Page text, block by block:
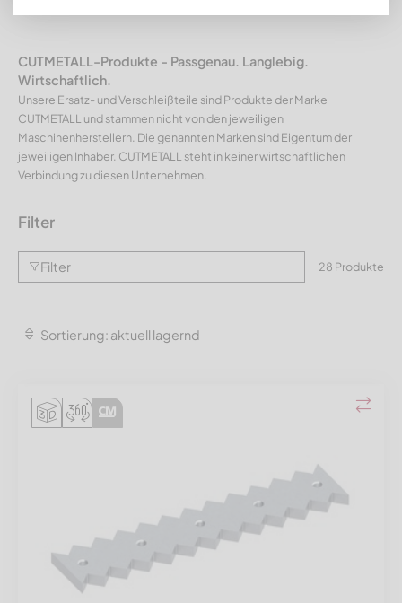
CUTMETALL-Produkte - Passgenau. Langlebig.
Wirtschaftlich.
Unsere Ersatz- und Verschleißteile sind Produkte der Marke
CUTMETALL und stammen nicht von den jeweiligen
Maschinenherstellern. Die genannten Marken sind Eigentum der
jeweiligen Inhaber. CUTMETALL steht in keiner wirtschaftlichen
Verbindung zu diesen Unternehmen.
Filter
Filter 28 Produkte
Sortierung: aktuell lagernd